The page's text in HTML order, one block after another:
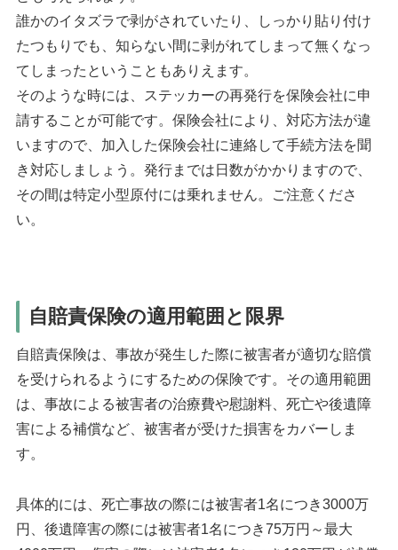
誰かのイタズラで剥がされていたり、しっかり貼り付け
たつもりでも、知らない間に剥がれてしまって無くなっ
てしまったということもありえます。
そのような時には、ステッカーの再発行を保険会社に申
請することが可能です。保険会社により、対応方法が違
いますので、加入した保険会社に連絡して手続方法を聞
き対応しましょう。発行までは日数がかかりますので、
その間は特定小型原付には乗れません。ご注意くださ
い。
自賠責保険の適用範囲と限界
自賠責保険は、事故が発生した際に被害者が適切な賠償
を受けられるようにするための保険です。その適用範囲
は、事故による被害者の治療費や慰謝料、死亡や後遺障
害による補償など、被害者が受けた損害をカバーしま
す。
具体的には、死亡事故の際には被害者1名につき3000万
円、後遺障害の際には被害者1名につき75万円～最大